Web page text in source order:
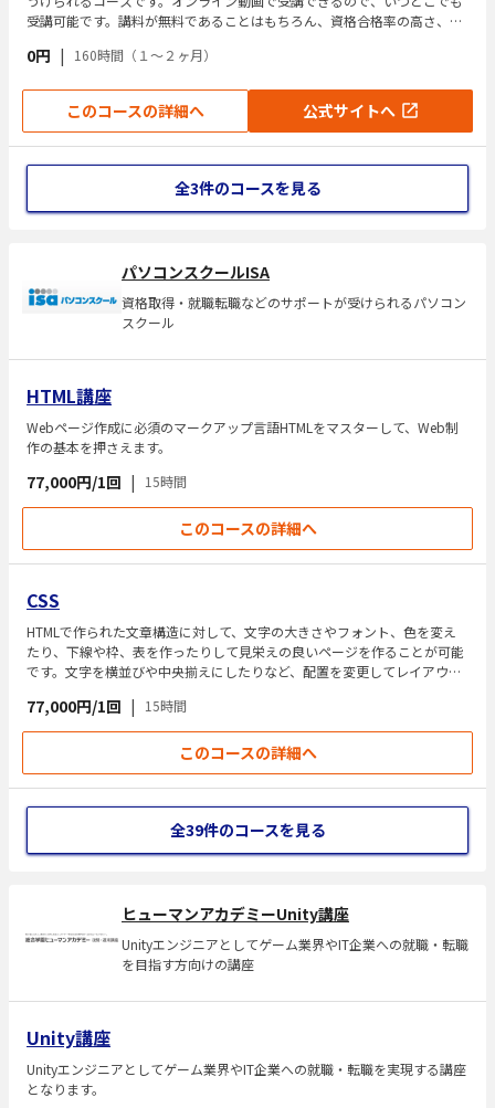
受講可能です。講料が無料であることはもちろん、資格合格率の高さ、上
す。
0円 | 160時間（１～２ヶ月）
このコースの詳細へ 公式サイトへ
全3件のコースを見る
パソコンスクールISA
資格取得・就職転職などのサポートが受けられるパソコン
スクール
HTML講座
Webページ作成に必須のマークアップ言語HTMLをマスターして、Web制
作の基本を押さえます。
77,000円/1回 | 15時間
このコースの詳細へ
CSS
HTMLで作られた文章構造に対して、文字の大きさやフォント、色を変え
たり、下線や枠、表を作ったりして見栄えの良いページを作ることが可能
です。文字を横並びや中央揃えにしたりなど、配置を変更してレイアウト
77,000円/1回 | 15時間
このコースの詳細へ
全39件のコースを見る
ヒューマンアカデミーUnity講座
Unityエンジニアとしてゲーム業界やIT企業への就職・転職
を目指す方向けの講座
Unity講座
Unityエンジニアとしてゲーム業界やIT企業への就職・転職を実現する講座
となります。